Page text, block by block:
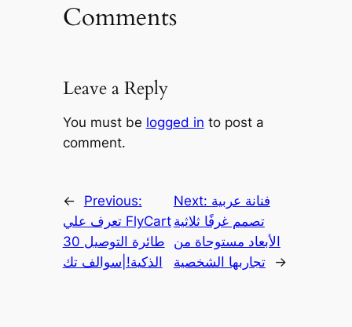
Comments
Leave a Reply
You must be logged in to post a
comment.
←
Previous:
تعرف علي FlyCart
30 طائرة التوصيل
الذكية!|سوالف تك
Next: فنانة عربية
تصمم غرفًا ثلاثية
الأبعاد مستوحاة من
تجاربها الشخصية
→